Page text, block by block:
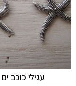
עגילי כוכב ים